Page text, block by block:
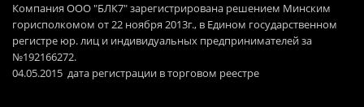
Компания ООО "БЛК7" зарегистрирована решением Минским
горисполкомом от 22 ноября 2013г., в Едином государственном
регистре юр. лиц и индивидуальных предпринимателей за
№192166272.
04.05.2015 дата регистрации в торговом реестре